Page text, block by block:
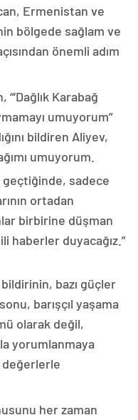
Ermenistan ve
bölgede sağlam ve
önemli adım
“‘Dağlık Karabağ
umuyorum”
bildiren Aliyev,
umuyorum.
geçtiğinde, sadece
ortadan
birbirine düşman
haberler duyacağız.”
bazı güçler
barışçıl yaşama
olarak değil,
yorumlanmaya
değerlerle
her zaman